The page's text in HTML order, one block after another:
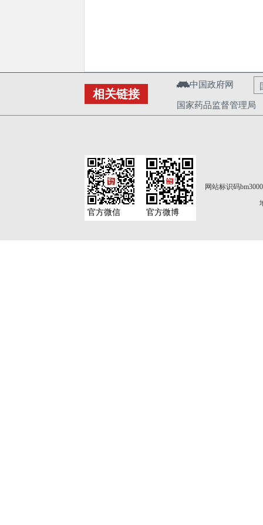
相关链接
中国政府网
国家药品监督管理局
网站标识码
官方微信 官方微博